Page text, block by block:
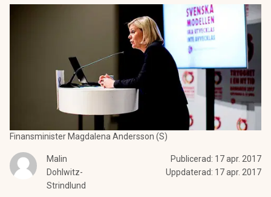
Finansminister Magdalena Andersson (S)
Malin
Dohlwitz-
Strindlund
Publicerad: 17 apr. 2017
Uppdaterad: 17 apr. 2017